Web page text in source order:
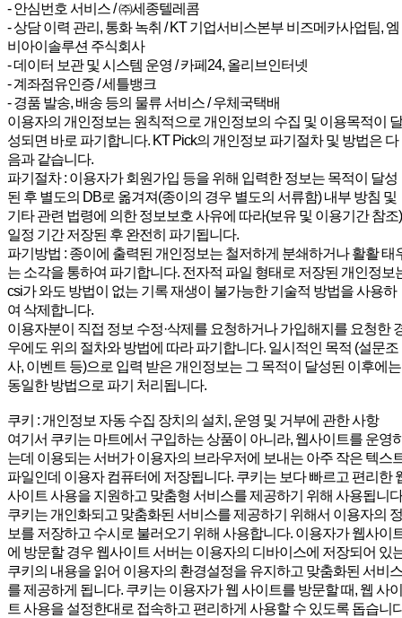
- 안심번호 서비스 / ㈜세종텔레콤
- 상담 이력 관리, 통화 녹취 / KT 기업서비스본부 비즈메카사업팀, 엠
비아이솔루션 주식회사
- 데이터 보관 및 시스템 운영 / 카페24, 올리브인터넷
- 계좌점유인증 / 세틀뱅크
- 경품 발송, 배송 등의 물류 서비스 / 우체국택배
이용자의 개인정보는 원칙적으로 개인정보의 수집 및 이용목적이 달
성되면 바로 파기합니다. KT Pick의 개인정보 파기절차 및 방법은 다
음과 같습니다.
파기절차 : 이용자가 회원가입 등을 위해 입력한 정보는 목적이 달성
된 후 별도의 DB로 옮겨져(종이의 경우 별도의 서류함) 내부 방침 및
기타 관련 법령에 의한 정보보호 사유에 따라(보유 및 이용기간 참조)
일정 기간 저장된 후 완전히 파기됩니다.
파기방법 : 종이에 출력된 개인정보는 철저하게 분쇄하거나 활활 태
는 소각을 통하여 파기합니다. 전자적 파일 형태로 저장된 개인정보
csi가 와도 방법이 없는 기록 재생이 불가능한 기술적 방법을 사용하
여 삭제합니다.
이용자분이 직접 정보 수정·삭제를 요청하거나 가입해지를 요청한
우에도 위의 절차와 방법에 따라 파기합니다. 일시적인 목적 (설문조
사, 이벤트 등)으로 입력 받은 개인정보는 그 목적이 달성된 이후에는
동일한 방법으로 파기 처리됩니다.
쿠키 : 개인정보 자동 수집 장치의 설치, 운영 및 거부에 관한 사항
여기서 쿠키는 마트에서 구입하는 상품이 아니라, 웹사이트를 운영
는데 이용되는 서버가 이용자의 브라우저에 보내는 아주 작은 텍스
파일인데 이용자 컴퓨터에 저장됩니다. 쿠키는 보다 빠르고 편리한
사이트 사용을 지원하고 맞춤형 서비스를 제공하기 위해 사용됩니
쿠키는 개인화되고 맞춤화된 서비스를 제공하기 위해서 이용자의 정
보를 저장하고 수시로 불러오기 위해 사용합니다. 이용자가 웹사이
에 방문할 경우 웹사이트 서버는 이용자의 디바이스에 저장되어 있
쿠키의 내용을 읽어 이용자의 환경설정을 유지하고 맞춤화된 서비스
를 제공하게 됩니다. 쿠키는 이용자가 웹 사이트를 방문할 때, 웹 사이
트 사용을 설정한대로 접속하고 편리하게 사용할 수 있도록 돕습니